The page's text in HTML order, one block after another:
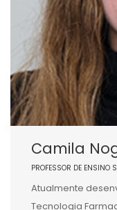
Camila
PROFESSOR DE ENSINO
Atualmente
Tecnologia